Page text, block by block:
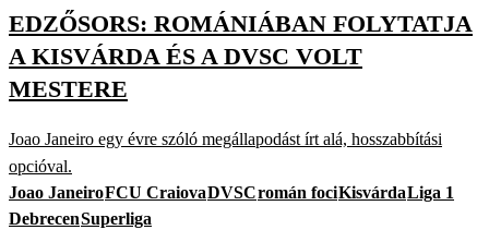
EDZŐSORS: ROMÁNIÁBAN FOLYTATJA
A KISVÁRDA ÉS A DVSC VOLT
MESTERE
Joao Janeiro egy évre szóló megállapodást írt alá, hosszabbítási
opcióval.
Joao JaneiroFCU CraiovaDVSCromán fociKisvárdaLiga 1
DebrecenSuperliga